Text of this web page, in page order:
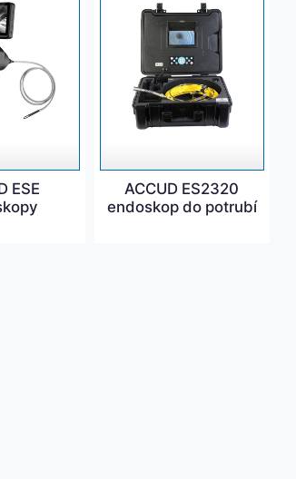
ESE
ACCUD ES2320
endoskop do potrubí